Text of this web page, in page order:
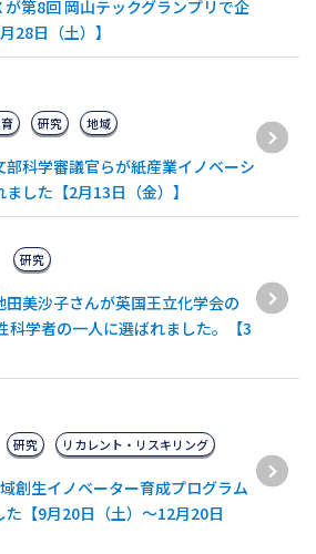
第8回 岡山テックグランプリで企
28日（土）】
科学審議官らが紙産業イノベーシ
した【2月13日（金）】
研究 地域
美沙子さんが英国王立化学会の
科学者の一人に選ばれました。【3
研究
創生イノベーター育成プログラム
た【9月20日（土）～12月20日
研究 リカレント・リスキリング